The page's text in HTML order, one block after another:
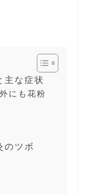
主な症状
にも花粉
のツボ